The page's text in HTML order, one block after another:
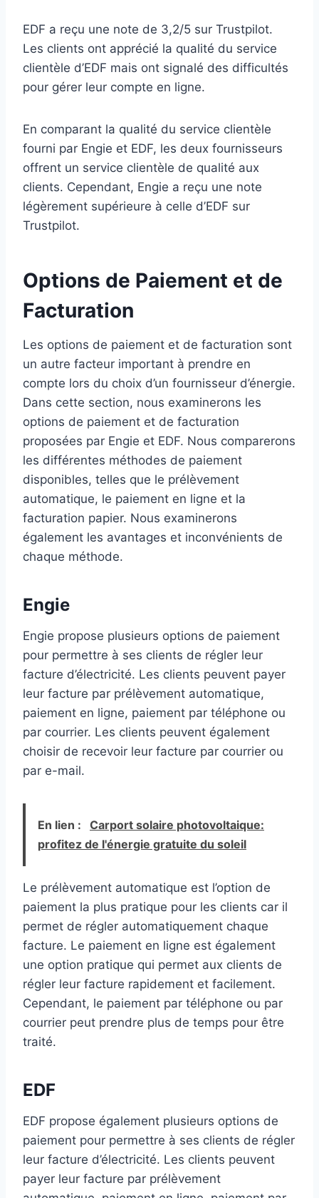
EDF a reçu une note de 3,2/5 sur Trustpilot.
Les clients ont apprécié la qualité du service
clientèle d’EDF mais ont signalé des difficultés
pour gérer leur compte en ligne.
En comparant la qualité du service clientèle
fourni par Engie et EDF, les deux fournisseurs
offrent un service clientèle de qualité aux
clients. Cependant, Engie a reçu une note
légèrement supérieure à celle d’EDF sur
Trustpilot.
Options de Paiement et de
Facturation
Les options de paiement et de facturation sont
un autre facteur important à prendre en
compte lors du choix d’un fournisseur d’énergie.
Dans cette section, nous examinerons les
options de paiement et de facturation
proposées par Engie et EDF. Nous comparerons
les différentes méthodes de paiement
disponibles, telles que le prélèvement
automatique, le paiement en ligne et la
facturation papier. Nous examinerons
également les avantages et inconvénients de
chaque méthode.
Engie
Engie propose plusieurs options de paiement
pour permettre à ses clients de régler leur
facture d’électricité. Les clients peuvent payer
leur facture par prélèvement automatique,
paiement en ligne, paiement par téléphone ou
par courrier. Les clients peuvent également
choisir de recevoir leur facture par courrier ou
par e-mail.
En lien :
Carport solaire photovoltaique:
profitez de l'énergie gratuite du soleil
Le prélèvement automatique est l’option de
paiement la plus pratique pour les clients car il
permet de régler automatiquement chaque
facture. Le paiement en ligne est également
une option pratique qui permet aux clients de
régler leur facture rapidement et facilement.
Cependant, le paiement par téléphone ou par
courrier peut prendre plus de temps pour être
traité.
EDF
EDF propose également plusieurs options de
paiement pour permettre à ses clients de régler
leur facture d’électricité. Les clients peuvent
payer leur facture par prélèvement